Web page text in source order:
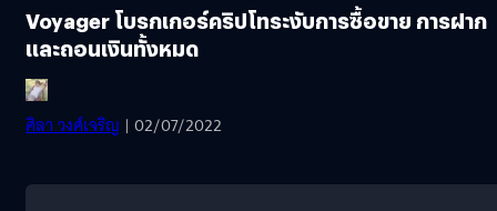
Voyager โบรกเกอร์คริปโทระงับการซื้อขาย การฝาก
และถอนเงินทั้งหมด
ศิลา วงศ์เจริญ | 02/07/2022